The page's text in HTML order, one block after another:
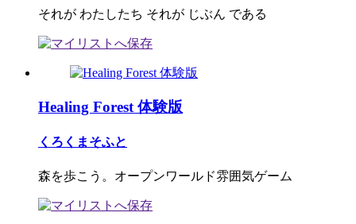
それが わたしたち それが じぶん である
Healing Forest 体験版
くろくまそふと
森を歩こう。オープンワールド雰囲気ゲーム